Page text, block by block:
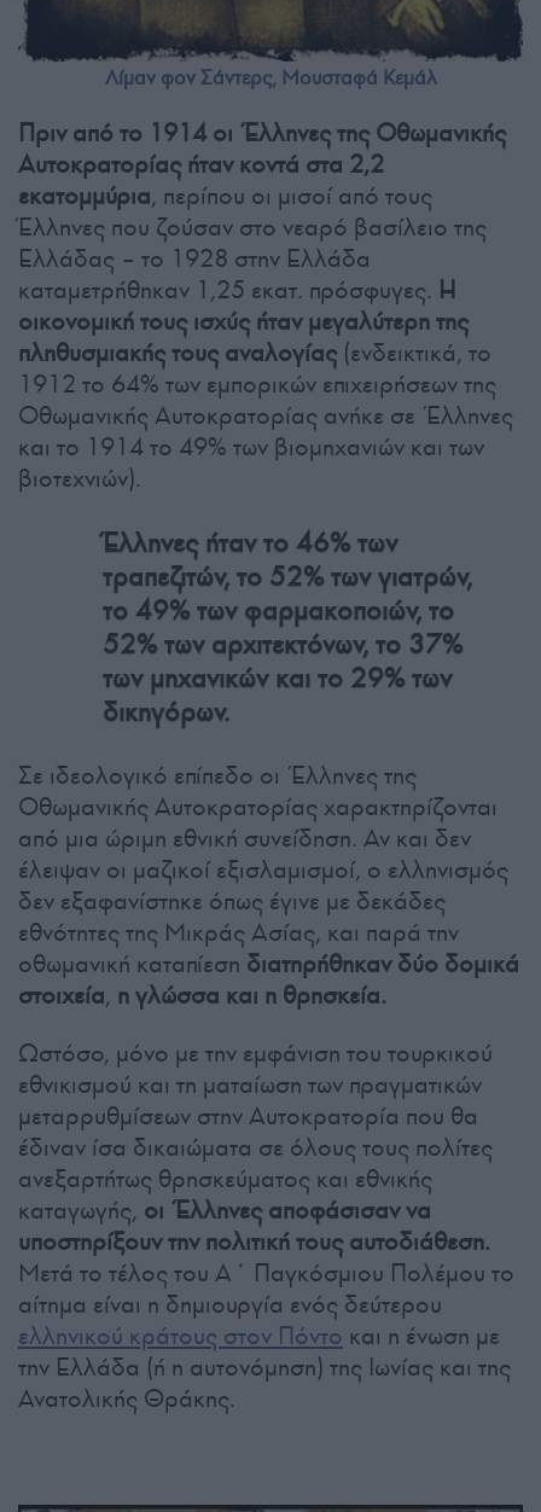
Λίμαν φον Σάντερς, Μουσταφά Κεμάλ
Πριν από το 1914 οι Έλληνες της Οθωμανικής
Αυτοκρατορίας ήταν κοντά στα 2,2
εκατομμύρια, περίπου οι μισοί από τους
Έλληνες που ζούσαν στο νεαρό βασίλειο της
Ελλάδας – το 1928 στην Ελλάδα
καταμετρήθηκαν 1,25 εκατ. πρόσφυγες. Η
οικονομική τους ισχύς ήταν μεγαλύτερη της
πληθυσμιακής τους αναλογίας(ενδεικτικά, το
1912 το 64% των εμπορικών επιχειρήσεων της
Οθωμανικής Αυτοκρατορίας ανήκε σε Έλληνες
και το 1914 το 49% των βιομηχανιών και των
βιοτεχνιών).
Έλληνες ήταν το 46% των
τραπεζιτών, το 52% των γιατρών,
το 49% των φαρμακοποιών, το
52% των αρχιτεκτόνων, το 37%
των μηχανικών και το 29% των
δικηγόρων.
Σε ιδεολογικό επίπεδο οι Έλληνες της
Οθωμανικής Αυτοκρατορίας χαρακτηρίζονται
από μια ώριμη εθνική συνείδηση. Αν και δεν
έλειψαν οι μαζικοί εξισλαμισμοί, ο ελληνισμός
δεν εξαφανίστηκε όπως έγινε με δεκάδες
εθνότητες της Μικράς Ασίας, και παρά την
οθωμανική καταπίεση διατηρήθηκαν δύο δομικά
στοιχεία, η γλώσσα και η θρησκεία.
Ωστόσο, μόνο με την εμφάνιση του τουρκικού
εθνικισμού και τη ματαίωση των πραγματικών
μεταρρυθμίσεων στην Αυτοκρατορία που θα
έδιναν ίσα δικαιώματα σε όλους τους πολίτες
ανεξαρτήτως θρησκεύματος και εθνικής
καταγωγής, οι Έλληνες αποφάσισαν να
υποστηρίξουν την πολιτική τους αυτοδιάθεση.
Μετά το τέλος του Α΄ Παγκόσμιου Πολέμου το
αίτημα είναι η δημιουργία ενός δεύτερου
ελληνικού κράτους στον Πόντο και η ένωση με
την Ελλάδα (ή η αυτονόμηση) της Ιωνίας και της
Ανατολικής Θράκης.